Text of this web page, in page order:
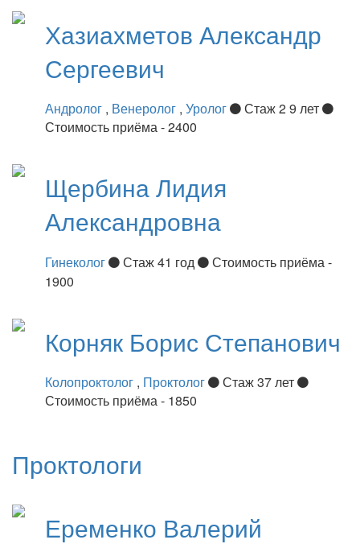
Хазиахметов Александр
Сергеевич
Андролог , Венеролог , Уролог
Стаж 2 9 лет
Стоимость приёма - 2400
ЩербинаЛидия
Александровна
Гинеколог Стаж 41 год
Стоимость приёма -
1900
Корняк Борис Степанович
Колопроктолог , Проктолог
Стаж 37 лет
Стоимость приёма - 1850
Проктологи
Еременко Валерий